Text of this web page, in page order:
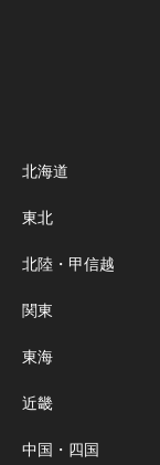
北海道
東北
北陸・甲信越
関東
東海
近畿
中国・四国